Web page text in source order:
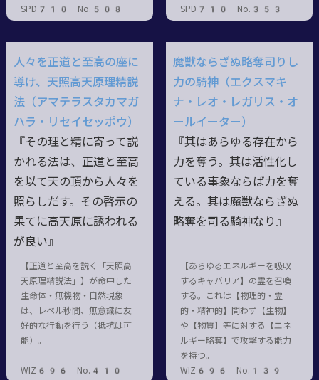
SPD710 No.508
SPD710 No.353
人々を正道と至高の座に
導け、天照高天原理精説
法（アマテラスタカマガ
ハラ・リセイセッポウ）
『その理と精に寄って説
かれる法は、正道と至高
を以て天の頂から人々を
照らしだす。その啓示の
果てに高天原に誘われる
が良い』
【正道と至高を説く「天照高
天原理精説法」】が命中した
生命体・無機物・自然現象
は、レベル秒間、無意識に友
好的な行動を行う（抵抗は可
能）。
WIZ696 No.410
魔獣ならざぬ略奪司りし
力の騎神（エクスマキ
ナ・レオ・レガリス・オ
ールイーター）
『其はあらゆる存在から
力を奪う。其は活性化し
ている事象ならば力を奪
える。其は魔獣ならざぬ
略奪を司る騎神なり』
【あらゆるエネルギーを吸収
するキャバリア】の霊を召喚
する。これは【物理的・霊
的・精神的】問わず【生物】
や【物質】等に対する【エネ
ルギー略奪】で攻撃する能力
を持つ。
WIZ696 No.139